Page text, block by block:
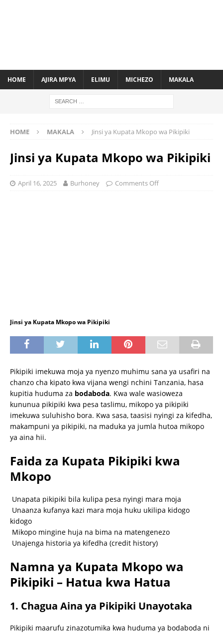
HOME AJIRA MPYA ELIMU MICHEZO MAKALA
HOME MAKALA Jinsi ya Kupata Mkopo wa Pikipiki
Jinsi ya Kupata Mkopo wa Pikipiki
April 16, 2025 Burhoney Comments Off
Jinsi ya Kupata Mkopo wa Pikipiki
Pikipiki imekuwa moja ya nyenzo muhimu sana ya usafiri na
chanzo cha kipato kwa vijana wengi nchini Tanzania, hasa
kupitia huduma za bodaboda. Kwa wale wasioweza
kununua pikipiki kwa pesa taslimu, mikopo ya pikipiki
imekuwa suluhisho bora. Kwa sasa, taasisi nyingi za kifedha,
makampuni ya pikipiki, na maduka ya jumla hutoa mikopo
ya aina hii.
Faida za Kupata Pikipiki kwa
Mkopo
Unapata pikipiki bila kulipa pesa nyingi mara moja
Unaanza kufanya kazi mara moja huku ukilipa kidogo
kidogo
Mikopo mingine huja na bima na matengenezo
Unajenga historia ya kifedha (credit history)
Namna ya Kupata Mkopo wa
Pikipiki – Hatua kwa Hatua
1. Chagua Aina ya Pikipiki Unayotaka
Pikipiki maarufu zinazotumika kwa huduma ya bodaboda ni